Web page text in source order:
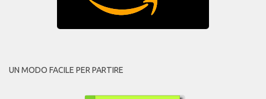
UN MODO FACILE PER PARTIRE